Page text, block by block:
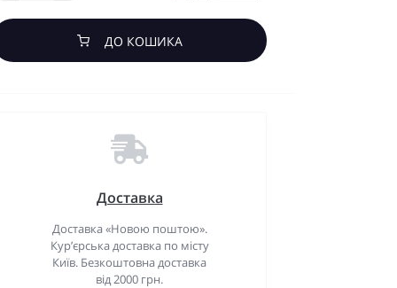
ДО КОШИКА
Доставка
Доставка «Новою поштою».
Кур’єрська доставка по місту
Київ. Безкоштовна доставка
від 2000 грн.